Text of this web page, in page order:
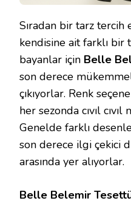
Sıradan bir tarz
kendisine ait farklı bir
bayanlar için Belle
son derece
çıkıyorlar. Renk
her sezonda cıvıl
Genelde farklı
son derece ilgi çekici
arasında yer alıyorlar.
Belle Belemir